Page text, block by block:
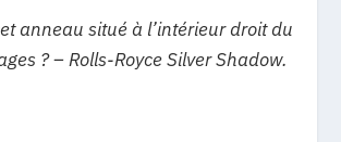
anneau situé à l’intérieur droit du
? – Rolls-Royce Silver Shadow.